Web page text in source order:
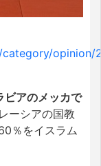
opinion/
ビアのメッカで
ーシアの国教
％をイスラム